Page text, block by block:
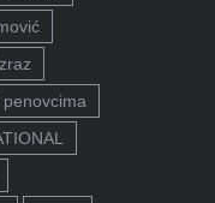
penovcima